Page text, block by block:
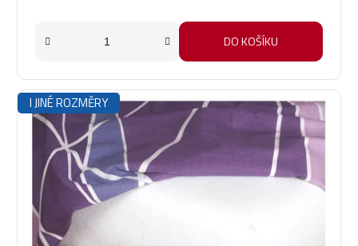
DO KOŠÍKU
I JINÉ ROZMĚRY